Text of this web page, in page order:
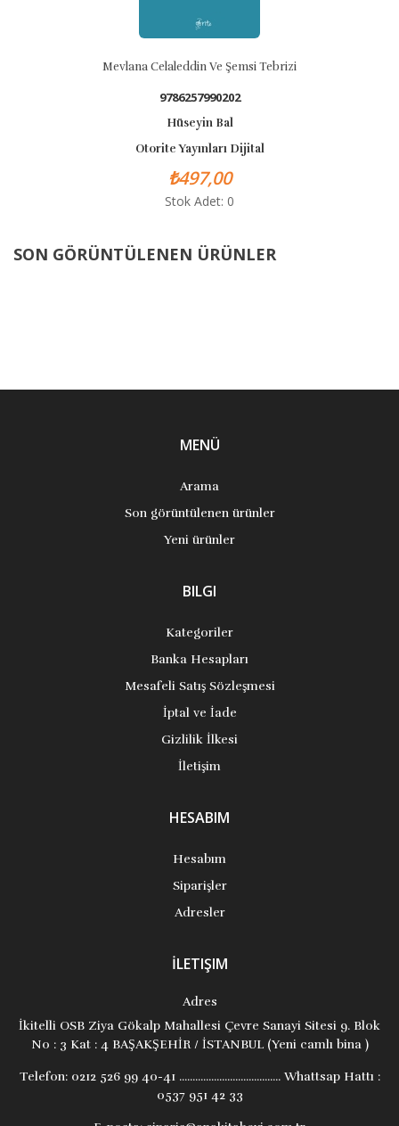
Mevlana Celaleddin Ve Şemsi Tebrizi
9786257990202
Hüseyin Bal
Otorite Yayınları Dijital
₺497,00
Stok Adet: 0
SON GÖRÜNTÜLENEN ÜRÜNLER
MENÜ
Arama
Son görüntülenen ürünler
Yeni ürünler
BILGI
Kategoriler
Banka Hesapları
Mesafeli Satış Sözleşmesi
İptal ve İade
Gizlilik İlkesi
İletişim
HESABIM
Hesabım
Siparişler
Adresler
İLETIŞIM
Adres
İkitelli OSB Ziya Gökalp Mahallesi Çevre Sanayi Sitesi 9. Blok
No : 3 Kat : 4 BAŞAKŞEHİR / İSTANBUL (Yeni camlı bina )
Telefon:0212 526 99 40-41 ...................................... Whattsap Hattı :
0537 951 42 33